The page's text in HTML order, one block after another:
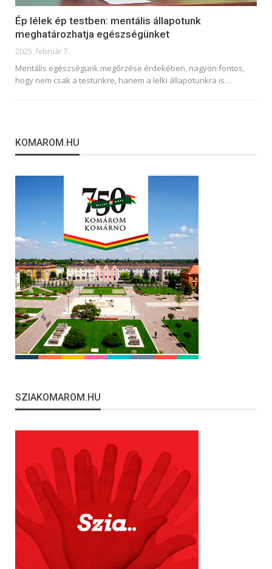
Ép lélek ép testben: mentális állapotunk
meghatározhatja egészségünket
2025. február 7.
Mentális egészségünk megőrzése érdekében, nagyon fontos,
hogy nem csak a testünkre, hanem a lelki állapotunkra is…
KOMAROM.HU
SZIAKOMAROM.HU